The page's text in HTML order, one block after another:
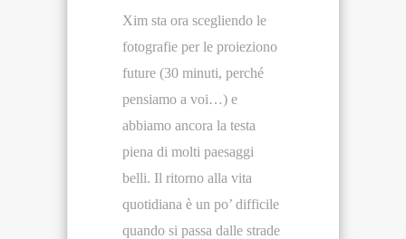
Xim sta ora scegliendo le
fotografie per le proieziono
future (30 minuti, perché
pensiamo a voi…) e
abbiamo ancora la testa
piena di molti paesaggi
belli. Il ritorno alla vita
quotidiana è un po’ difficile
quando si passa dalle strade